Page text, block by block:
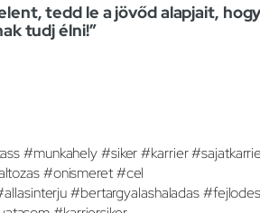
tedd le a jövőd alapjait,
tudj élni!”
#munkahely #siker #karrier
#onismeret #cel
#bertargyalashaladas